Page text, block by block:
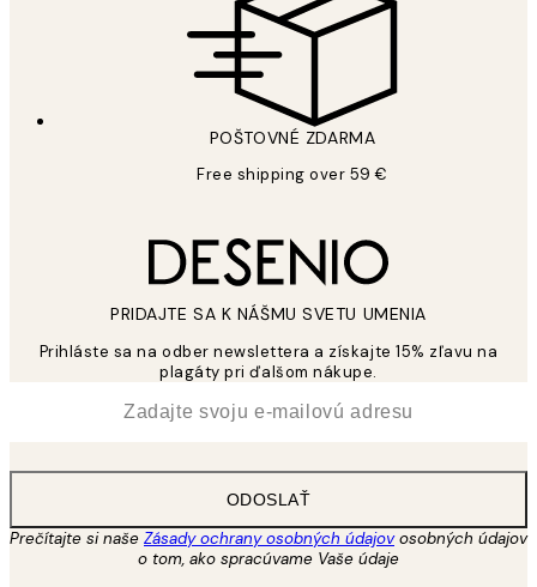
POŠTOVNÉ ZDARMA
Free shipping over 59 €
PRIDAJTE SA K NÁŠMU SVETU UMENIA
Prihláste sa na odber newslettera a získajte 15% zľavu na
plagáty pri ďalšom nákupe.
ODOSLAŤ
Prečítajte si naše Zásady ochrany osobných údajovosobných údajov
o tom, ako spracúvame Vaše údaje